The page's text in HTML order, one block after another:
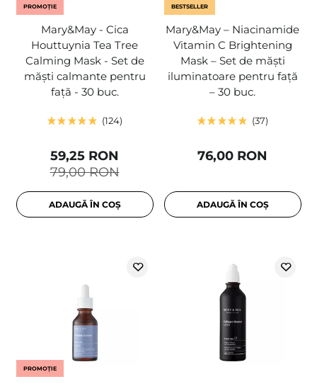
PROMOȚIE
Mary&May - Cica
Houttuynia Tea Tree
Calming Mask - Set de
măști calmante pentru
față - 30 buc.
124
79,00 RON
59,25 RON
ADAUGĂ ÎN COȘ
BESTSELLER
Mary&May – Niacinamide
Vitamin C Brightening
Mask – Set de măști
iluminatoare pentru față
– 30 buc.
37
76,00 RON
ADAUGĂ ÎN COȘ
PROMOȚIE